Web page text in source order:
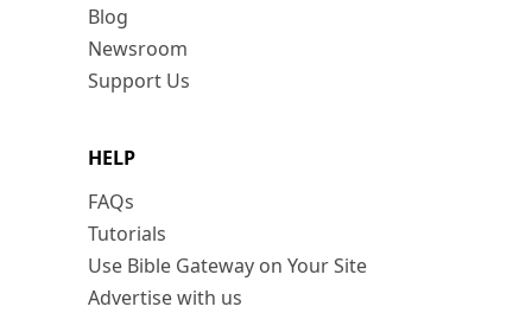
Blog
Newsroom
Support Us
HELP
FAQs
Tutorials
Use Bible Gateway on Your Site
Advertise with us